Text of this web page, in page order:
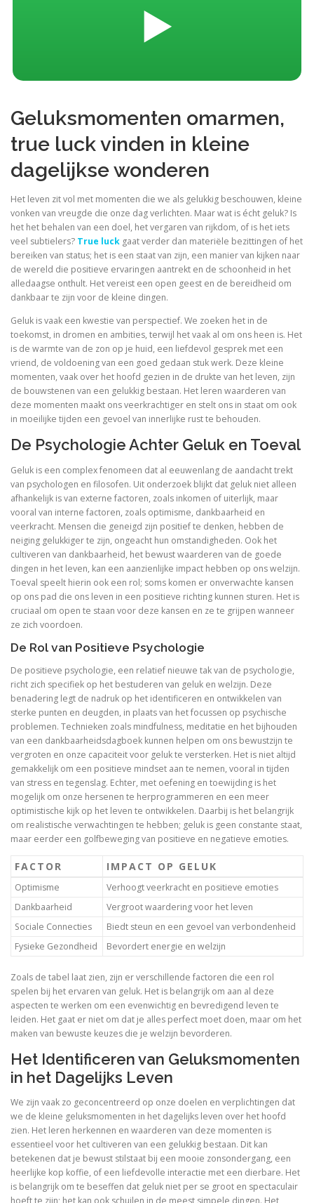
▶️
Geluksmomenten omarmen,
true luck vinden in kleine
dagelijkse wonderen
Het leven zit vol met momenten die we als gelukkig beschouwen, kleine
vonken van vreugde die onze dag verlichten. Maar wat is écht geluk? Is
het het behalen van een doel, het vergaren van rijkdom, of is het iets
veel subtielers? True luck gaat verder dan materiële bezittingen of het
bereiken van status; het is een staat van zijn, een manier van kijken naar
de wereld die positieve ervaringen aantrekt en de schoonheid in het
alledaagse onthult. Het vereist een open geest en de bereidheid om
dankbaar te zijn voor de kleine dingen.
Geluk is vaak een kwestie van perspectief. We zoeken het in de
toekomst, in dromen en ambities, terwijl het vaak al om ons heen is. Het
is de warmte van de zon op je huid, een liefdevol gesprek met een
vriend, de voldoening van een goed gedaan stuk werk. Deze kleine
momenten, vaak over het hoofd gezien in de drukte van het leven, zijn
de bouwstenen van een gelukkig bestaan. Het leren waarderen van
deze momenten maakt ons veerkrachtiger en stelt ons in staat om ook
in moeilijke tijden een gevoel van innerlijke rust te behouden.
De Psychologie Achter Geluk en Toeval
Geluk is een complex fenomeen dat al eeuwenlang de aandacht trekt
van psychologen en filosofen. Uit onderzoek blijkt dat geluk niet alleen
afhankelijk is van externe factoren, zoals inkomen of uiterlijk, maar
vooral van interne factoren, zoals optimisme, dankbaarheid en
veerkracht. Mensen die geneigd zijn positief te denken, hebben de
neiging gelukkiger te zijn, ongeacht hun omstandigheden. Ook het
cultiveren van dankbaarheid, het bewust waarderen van de goede
dingen in het leven, kan een aanzienlijke impact hebben op ons welzijn.
Toeval speelt hierin ook een rol; soms komen er onverwachte kansen
op ons pad die ons leven in een positieve richting kunnen sturen. Het is
cruciaal om open te staan voor deze kansen en ze te grijpen wanneer
ze zich voordoen.
De Rol van Positieve Psychologie
De positieve psychologie, een relatief nieuwe tak van de psychologie,
richt zich specifiek op het bestuderen van geluk en welzijn. Deze
benadering legt de nadruk op het identificeren en ontwikkelen van
sterke punten en deugden, in plaats van het focussen op psychische
problemen. Technieken zoals mindfulness, meditatie en het bijhouden
van een dankbaarheidsdagboek kunnen helpen om ons bewustzijn te
vergroten en onze capaciteit voor geluk te versterken. Het is niet altijd
gemakkelijk om een positieve mindset aan te nemen, vooral in tijden
van stress en tegenslag. Echter, met oefening en toewijding is het
mogelijk om onze hersenen te herprogrammeren en een meer
optimistische kijk op het leven te ontwikkelen. Daarbij is het belangrijk
om realistische verwachtingen te hebben; geluk is geen constante staat,
maar eerder een golfbeweging van positieve en negatieve emoties.
FACTOR IMPACT OP GELUK
Optimisme
Verhoogt veerkracht en positieve emoties
Dankbaarheid
Vergroot waardering voor het leven
Sociale Connecties
Biedt steun en een gevoel van verbondenheid
Fysieke Gezondheid
Bevordert energie en welzijn
Zoals de tabel laat zien, zijn er verschillende factoren die een rol
spelen bij het ervaren van geluk. Het is belangrijk om aan al deze
aspecten te werken om een evenwichtig en bevredigend leven te
leiden. Het gaat er niet om dat je alles perfect moet doen, maar om het
maken van bewuste keuzes die je welzijn bevorderen.
Het Identificeren van Geluksmomenten
in het Dagelijks Leven
We zijn vaak zo geconcentreerd op onze doelen en verplichtingen dat
we de kleine geluksmomenten in het dagelijks leven over het hoofd
zien. Het leren herkennen en waarderen van deze momenten is
essentieel voor het cultiveren van een gelukkig bestaan. Dit kan
betekenen dat je bewust stilstaat bij een mooie zonsondergang, een
heerlijke kop koffie, of een liefdevolle interactie met een dierbare. Het
is belangrijk om te beseffen dat geluk niet per se groot en spectaculair